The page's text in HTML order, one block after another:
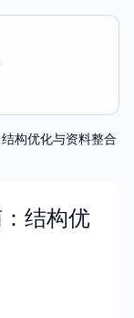
构优化与资料整合
结构优